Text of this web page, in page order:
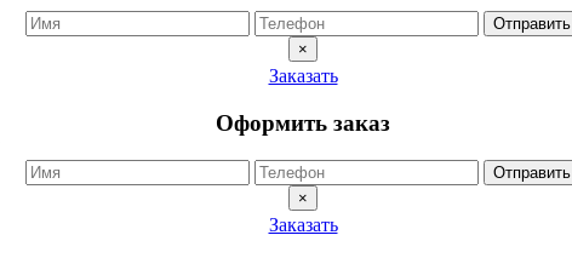
Отправить
×
Заказать
Оформить заказ
Отправить
×
Заказать